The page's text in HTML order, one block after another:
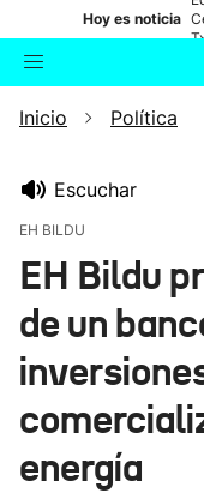
Hoy es noticia
Buscador
Inicio Política
Escuchar
EH BILDU
EH Bildu
de un
energía